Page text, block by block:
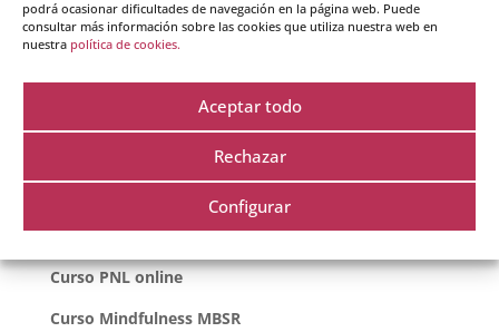
podrá ocasionar dificultades de navegación en la página web. Puede
consultar más información sobre las cookies que utiliza nuestra web en
nuestra política de cookies.
Aceptar todo
Rechazar
Configurar
Curso coaching
Curso coaching equipos y liderazgo
Curso inteligencia emocional
Curso inteligencia emocional online
Curso PNL
Curso PNL online
Curso Mindfulness MBSR